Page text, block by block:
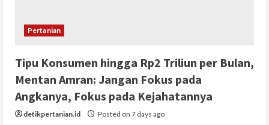
Pertanian
Tipu Konsumen hingga Rp2 Triliun per Bulan,
Mentan Amran: Jangan Fokus pada
Angkanya, Fokus pada Kejahatannya
detikpertanian.id Posted on 7 days ago